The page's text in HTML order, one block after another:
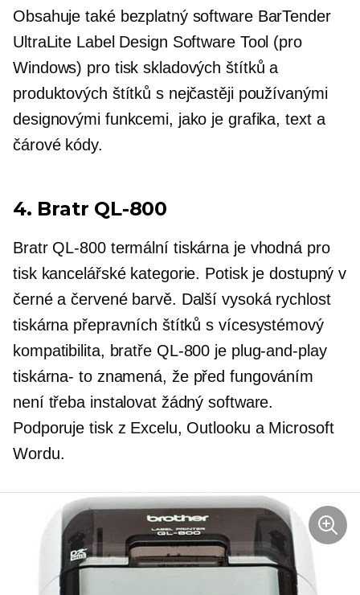
Obsahuje také bezplatný software BarTender
UltraLite Label Design Software Tool (pro
Windows) pro tisk skladových štítků a
produktových štítků s nejčastěji používanými
designovými funkcemi, jako je grafika, text a
čárové kódy.
4. Bratr QL-800
Bratr QL-800termální tiskárna je vhodná pro
tisk kancelářské kategorie. Potisk je dostupný v
černé a červené barvě. Dalšívysoká rychlost
tiskárna přepravních štítků s vícesystémový
kompatibilita, bratře QL-800 je plug-and-play
tiskárna- to znamená, že před fungováním
není třeba instalovat žádný software.
Podporuje tisk z Excelu, Outlooku a Microsoft
Wordu.